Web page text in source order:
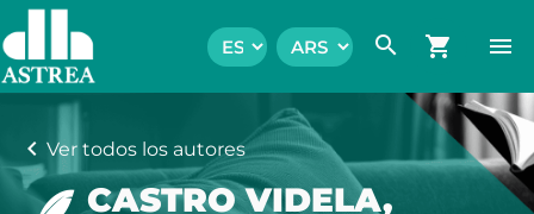
search shopping_cart menu
chevron_left Ver todos los autores
CASTRO VIDELA,